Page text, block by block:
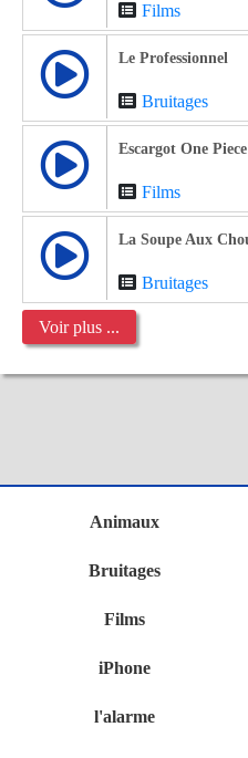
Films
Le Professionnel
Bruitages
Escargot One Piece
Films
La Soupe Aux
Bruitages
Voir plus ...
Animaux
Bruitages
Films
iPhone
l'alarme